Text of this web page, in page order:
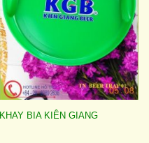
KHAY BIA KIÊN GIANG